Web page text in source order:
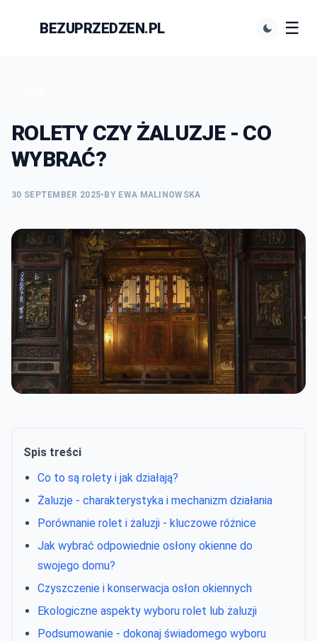
BEZUPRZEDZEN.PL ☰
ROLETY CZY ŻALUZJE - CO
WYBRAĆ?
30 SEPTEMBER 2025• BY EWA MALINOWSKA
Spis treści
Co to są rolety i jak działają?
Żaluzje - charakterystyka i mechanizm działania
Porównanie rolet i żaluzji - kluczowe różnice
Jak wybrać odpowiednie osłony okienne do
swojego domu?
Czyszczenie i konserwacja osłon okiennych
Ekologiczne aspekty wyboru rolet lub żaluzji
Podsumowanie - dokonaj świadomego wyboru